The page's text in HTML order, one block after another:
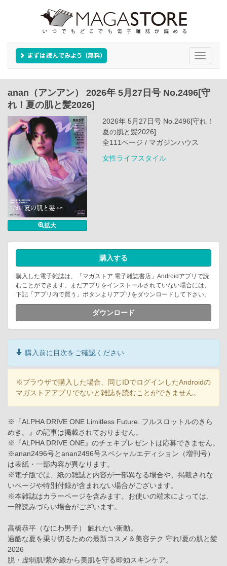
Toggle
anan（アンアン） 2026年 5月27日号 No.2496[守
れ！夏の肌と髪2026]
拡大
2026年 5月27日号 No.2496[守れ！
夏の肌と髪2026]
全111ページ / マガジンハウス
女性ライフスタイル
購入する
購入した電子雑誌は、「マガストア 電子雑誌書店」Androidアプリで読
むことができます。まだアプリをインストールされていない場合には、
下記「アプリ内で買う」ボタンよりアプリをダウンロードして下さい。
ダウンロード
購入前に目次をご確認ください
※ブラウザで購入した場合、同じIDでログインしたAndroidの
マガストアアプリでないと雑誌を読むことができません。
※『ALPHA DRIVE ONE Limitless Future. フルスロットルのきら
めき。』の記事は掲載されておりません。
※『ALPHA DRIVE ONE』のチェキプレゼントは応募できません。
※anan2496号とanan2496号スペシャルエディション（増刊号）
は表紙・一部内容が異なります。
※電子版では、紙の雑誌と内容が一部異なる場合や、掲載されな
いページや特別付録が含まれない場合がございます。
※本雑誌はカラーページを含みます。お使いの端末によっては、
一部読みづらい場合がございます。
高橋恭平（なにわ男子） 触れたい衝動。
過酷な夏を乗り切るための最新コスメ＆美容テク 守れ!夏の肌と髪
2026
脱・虚弱肌!紫外線から美肌を守る即効スキンケア。